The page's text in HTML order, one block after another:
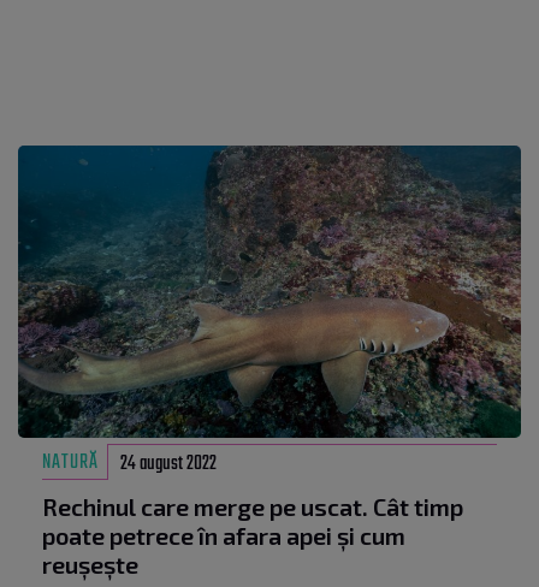
NATURĂ 24 august 2022
Rechinul care merge pe uscat. Cât timp
poate petrece în afara apei și cum
reușește